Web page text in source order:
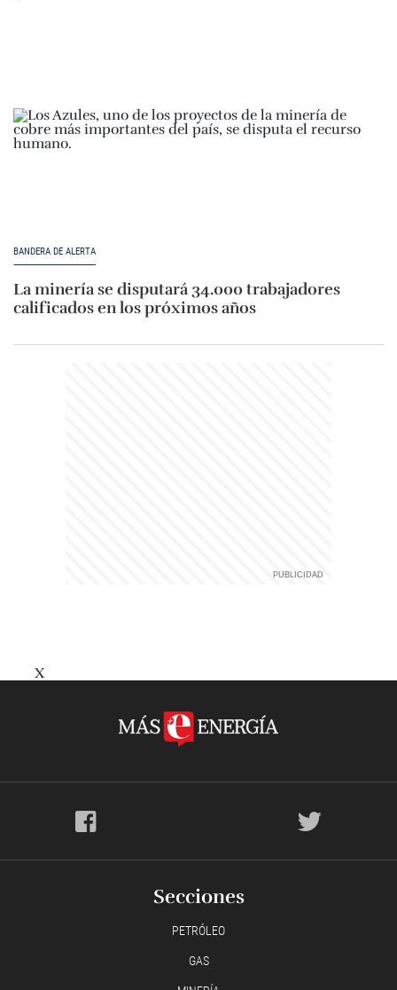
BANDERA DE ALERTA
La minería se disputará 34.000 trabajadores
calificados en los próximos años
X
Secciones
PETRÓLEO
GAS